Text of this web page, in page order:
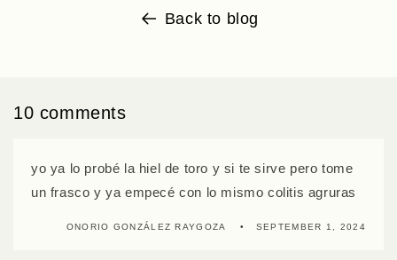
Back to blog
10 comments
yo ya lo probé la hiel de toro y si te sirve pero tome
un frasco y ya empecé con lo mismo colitis agruras
ONORIO GONZÁLEZ RAYGOZA SEPTEMBER 1, 2024